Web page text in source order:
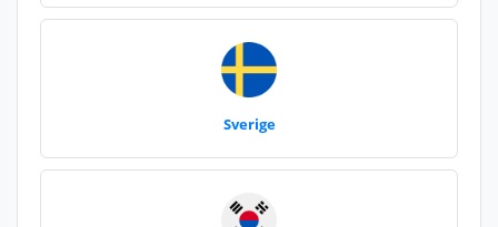
Sverige